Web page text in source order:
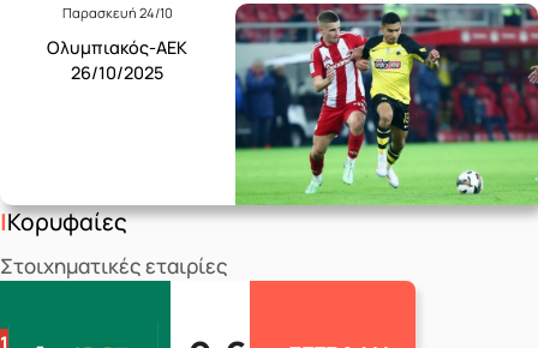
Παρασκευή 24/10
Ολυμπιακός-ΑΕΚ
26/10/2025
Κορυφαίες
Στοιχηματικές εταιρίες
1